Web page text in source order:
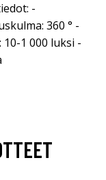
-
360 ° -
1 000 luksi -